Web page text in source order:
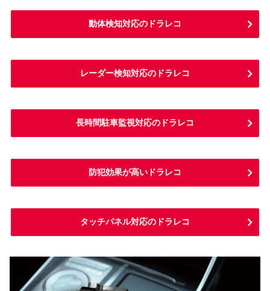
動体検知対応のドラレコ
レーダー検知対応のドラレコ
長時間駐車監視対応のドラレコ
防犯効果が高いドラレコ
タッチパネル対応のドラレコ